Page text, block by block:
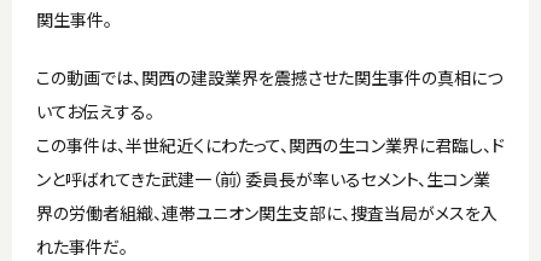
関生事件。
この動画では、関西の建設業界を震撼させた関生事件の真相につ
いてお伝えする。
この事件は、半世紀近くにわたって、関西の生コン業界に君臨し、ド
ンと呼ばれてきた武建一（前）委員長が率いるセメント、生コン業
界の労働者組織、連帯ユニオン関生支部に、捜査当局がメスを入
れた事件だ。